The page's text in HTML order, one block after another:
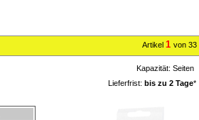
Artikel 1 von 33
Kapazität: Seiten
Lieferfrist: bis zu 2 Tage*